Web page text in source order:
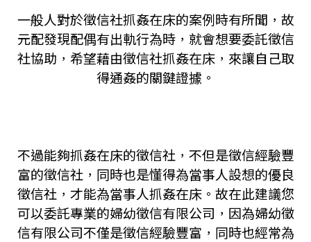
一般人對於徵信社抓姦在床的案例時有所聞，故
元配發現配偶有出軌行為時，就會想要委託徵信
社協助，希望藉由徵信社抓姦在床，來讓自己取
得通姦的關鍵證據。
不過能夠抓姦在床的徵信社，不但是徵信經驗豐
富的徵信社，同時也是懂得為當事人設想的優良
徵信社，才能為當事人抓姦在床。故在此建議您
可以委託專業的婦幼徵信有限公司，因為婦幼徵
信有限公司不僅是徵信經驗豐富，同時也經常為